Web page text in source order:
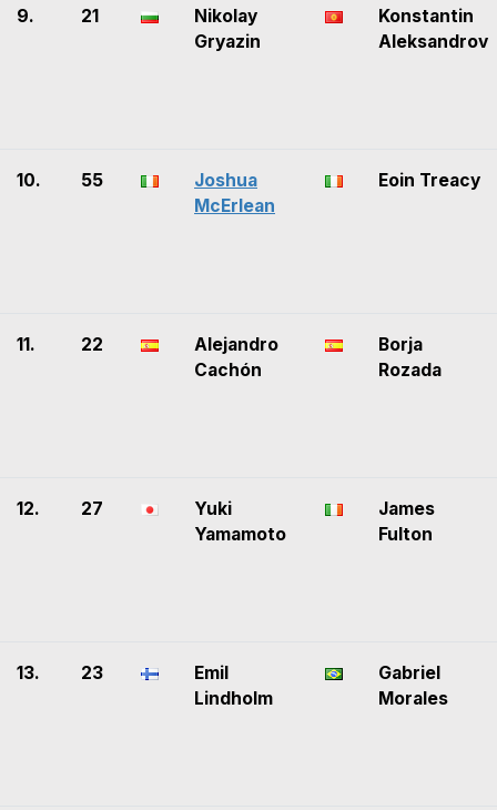
9. 21
Nikolay
Gryazin
Konstantin
Aleksandrov
10. 55
Joshua
McErlean
Eoin Treacy
11. 22
Alejandro
Cachón
Borja
Rozada
12. 27
Yuki
Yamamoto
James
Fulton
13. 23
Emil
Lindholm
Gabriel
Morales